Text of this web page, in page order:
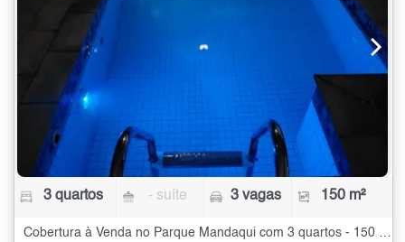
3 quartos - suíte 3 vagas 150 m²
Cobertura à Venda no Parque Mandaqui com 3 quartos - 150 m²